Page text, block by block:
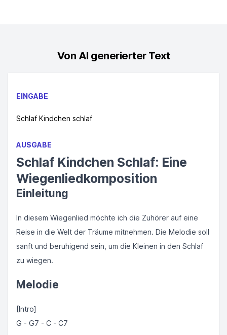
Von AI generierter Text
EINGABE
Schlaf Kindchen schlaf
AUSGABE
Schlaf Kindchen Schlaf: Eine
Wiegenliedkomposition
Einleitung
In diesem Wiegenlied möchte ich die Zuhörer auf eine
Reise in die Welt der Träume mitnehmen. Die Melodie soll
sanft und beruhigend sein, um die Kleinen in den Schlaf
zu wiegen.
Melodie
[Intro]
G - G7 - C - C7